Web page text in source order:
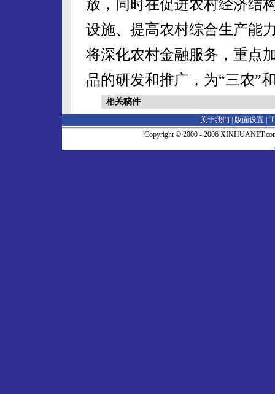
放，同时在促进农村经济结
设施、提高农村综合生产能
将深化农村金融服务，重点
品的研发和推广，为“三农”
相关稿件
关于我们 | 版面设置
Copyright © 2000 - 2006